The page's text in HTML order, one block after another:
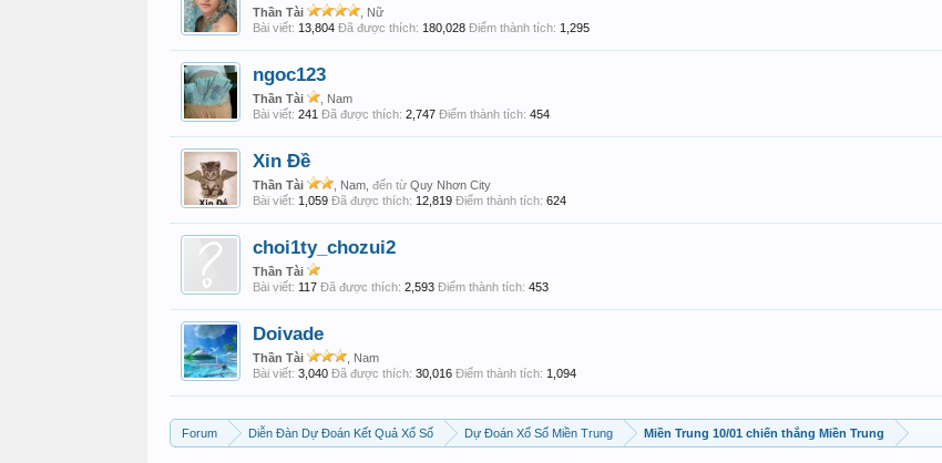
Thần Tài
, Nữ
Bài viết: 13,804 Đã được thích: 180,028 Điểm thành tích: 1,295
ngoc123
Thần Tài
, Nam
Bài viết: 241 Đã được thích: 2,747 Điểm thành tích: 454
Xin Đề
Thần Tài , Nam, đến từ Quy Nhơn City
Bài viết: 1,059 Đã được thích: 12,819 Điểm thành tích: 624
choi1ty_chozui2
Thần Tài
Bài viết: 117 Đã được thích: 2,593 Điểm thành tích: 453
Doivade
Thần Tài
, Nam
Bài viết: 3,040 Đã được thích: 30,016 Điểm thành tích: 1,094
Forum Diễn Đàn Dự Đoán Kết Quả Xổ Số Dự Đoán Xổ Số Miền Trung Miền Trung 10/01 chiến thắng Miền Trung